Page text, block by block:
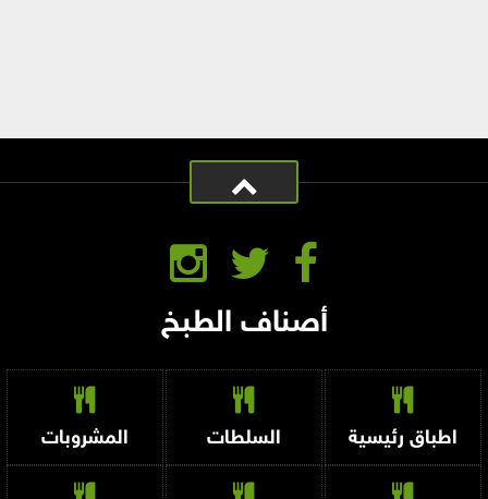
أصناف الطبخ
اطباق رئيسية السلطات المشروبات